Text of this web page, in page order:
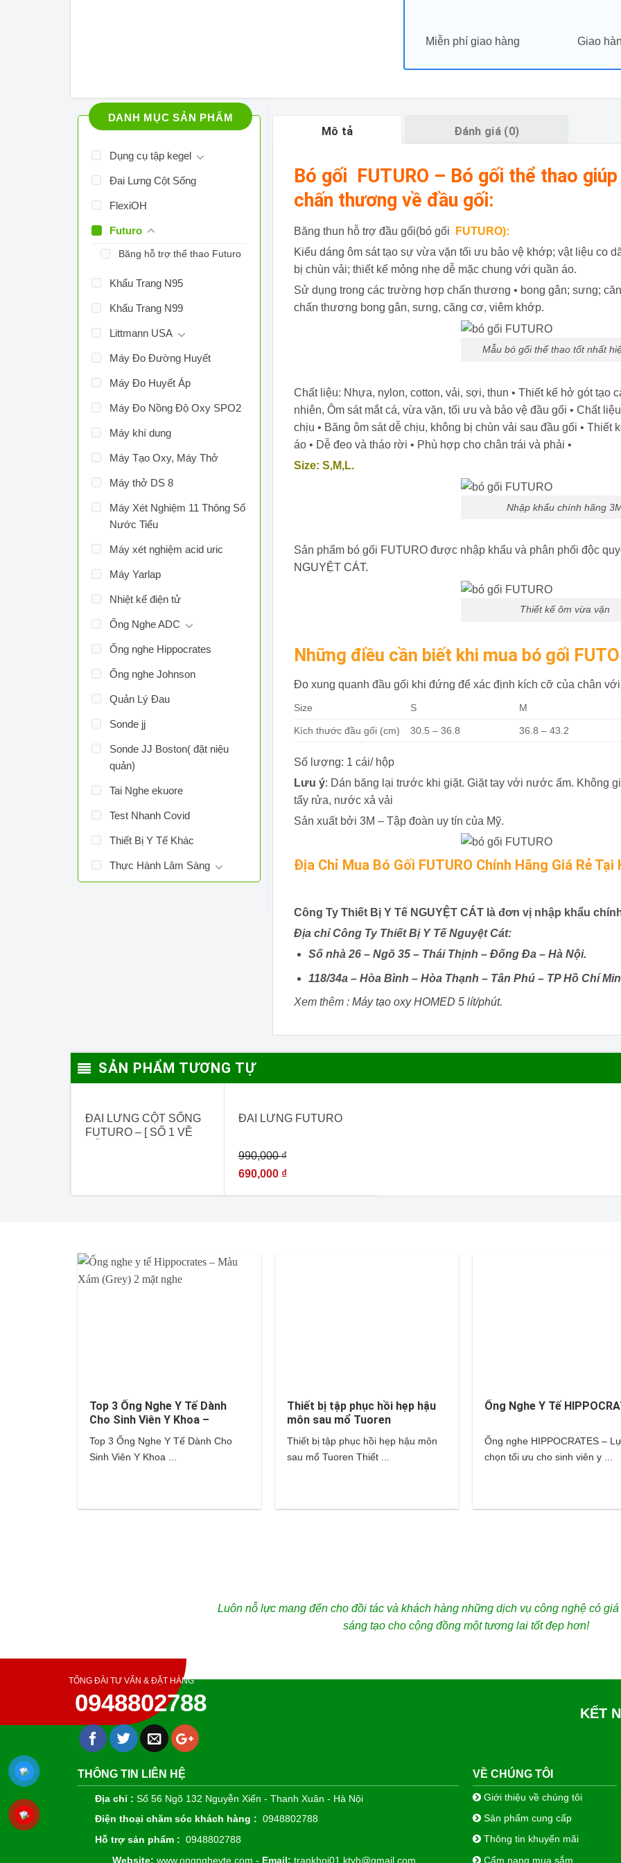
Miễn phí giao hàng Giao
DANH MỤC SẢN PHẨM
Dụng cụ tập kegel
Đai Lưng Cột Sống
FlexiOH
Futuro
Băng hỗ trợ thể thao Futuro
Khẩu Trang N95
Khẩu Trang N99
Littmann USA
Máy Đo Đường Huyết
Máy Đo Huyết Áp
Máy Đo Nồng Độ Oxy SPO2
Máy khí dung
Máy Tạo Oxy, Máy Thở
Máy thở DS 8
Máy Xét Nghiệm 11 Thông Số
Nước Tiểu
Máy xét nghiệm acid uric
Máy Yarlap
Nhiệt kế điện tử
Ống Nghe ADC
Ống nghe Hippocrates
Ống nghe Johnson
Quản Lý Đau
Sonde jj
Sonde JJ Boston( đặt niệu
quản)
Tai Nghe ekuore
Test Nhanh Covid
Thiết Bị Y Tế Khác
Thực Hành Lâm Sàng
Mô tả Đánh giá (0)
Bó gối FUTURO – Bó gối thể thao
chấn thương về đầu gối:
Băng thun hỗ trợ đầu gối(bó gối
FUTURO):
Kiểu dáng ôm sát tạo sự vừa vặn tối ưu bảo vệ khớp; vật liệu co
bị chùn vải; thiết kế mỏng nhẹ dễ mặc chung với quần áo.
Sử dụng trong các trường hợp chấn thương • bong gân; sưng;
chấn thương bong gân, sưng, căng cơ, viêm khớp.
Mẫu bó gối thể thao tốt nhất
Chất liệu: Nhựa, nylon, cotton, vải, sợi, thun • Thiết kế hở gót tạo
nhiên, Ôm sát mắt cá, vừa vặn, tối ưu và bảo vệ đầu gối • Chất
chịu • Băng ôm sát dễ chịu, không bị chùn vải sau đầu gối •
áo • Dễ đeo và tháo rời • Phù hợp cho chân trái và phải •
Size: S,M,L.
Nhập khẩu chính hãng
Sản phẩm bó gối FUTURO được nhập khẩu và phân phối độc
NGUYỆT CÁT.
Thiết kế ôm vừa vặn
Những điều cần biết khi mua bó gối
Đo xung quanh đầu gối khi đứng để xác định kích cỡ của chân
Size S M
Kích thước đầu gối (cm) 30.5 – 36.8 36.8 – 43.2
Số lượng: 1 cái/ hộp
Lưu ý: Dán băng lại trước khi giặt. Giặt tay với nước ấm. Không
tẩy rửa, nước xả vải
Sản xuất bởi 3M – Tập đoàn uy tín của Mỹ.
Địa Chỉ Mua Bó Gối FUTURO Chính Hãng Giá Rẻ
Công Ty Thiết Bị Y Tế NGUYỆT CÁT là đơn vị nhập khẩu
Địa chỉ Công Ty Thiết Bị Y Tế Nguyệt Cát:
Số nhà 26 – Ngõ 35 – Thái Thịnh – Đống Đa – Hà Nội.
118/34a – Hòa Bình – Hòa Thạnh – Tân Phú – TP Hồ Chí
Xem thêm : Máy tạo oxy HOMED 5 lít/phút.
SẢN PHẨM TƯƠNG TỰ
ĐAI LƯNG CỘT SỐNG
FUTURO – [ SỐ 1 VỀ
ĐAI LƯNG FUTURO
990,000₫
690,000 ₫
Top 3 Ống Nghe Y Tế Dành
Cho Sinh Viên Y Khoa –
Littmann, Hippocrates,…
Top 3 Ống Nghe Y Tế Dành Cho
Sinh Viên Y Khoa ...
Thiết bị tập phục hồi hẹp hậu
môn sau mổ Tuoren
Thiết bị tập phục hồi hẹp hậu môn
sau mổ Tuoren Thiết ...
Ống Nghe Y Tế
Ống nghe HIPPOCRATES –
chọn tối ưu cho sinh viên y ...
Luôn nỗ lực mang đến cho đồi tác và khách hàng những dịch vụ công nghệ có
sáng tạo cho cộng đồng một tương lai tốt đẹp hơn!
TỔNG ĐÀI TƯ VẤN & ĐẶT HÀNG
0948802788 KẾT
THÔNG TIN LIÊN HỆ
Địa chỉ : Số 56 Ngõ 132 Nguyễn Xiển - Thanh Xuân - Hà Nội
Điện thoại chăm sóc khách hàng : 0948802788
Hỗ trợ sản phẩm : 0948802788
Website: www.ongngheyte.com - Email: trankhoi01.ktyh@gmail.com
VỀ CHÚNG TÔI
Giới thiệu về chúng tôi
Sản phẩm cung cấp
Thông tin khuyến mãi
Cẩm nang mua sắm